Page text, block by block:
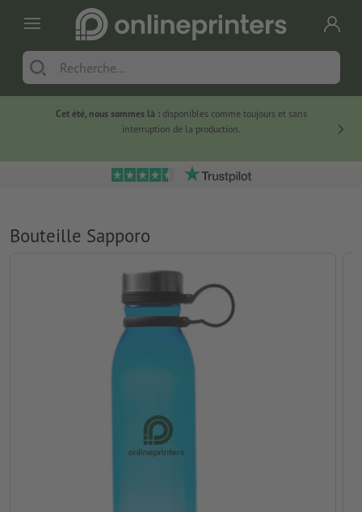
Cet été, nous sommes là :disponibles comme toujours et sans
interruption de la production.
Bouteille Sapporo